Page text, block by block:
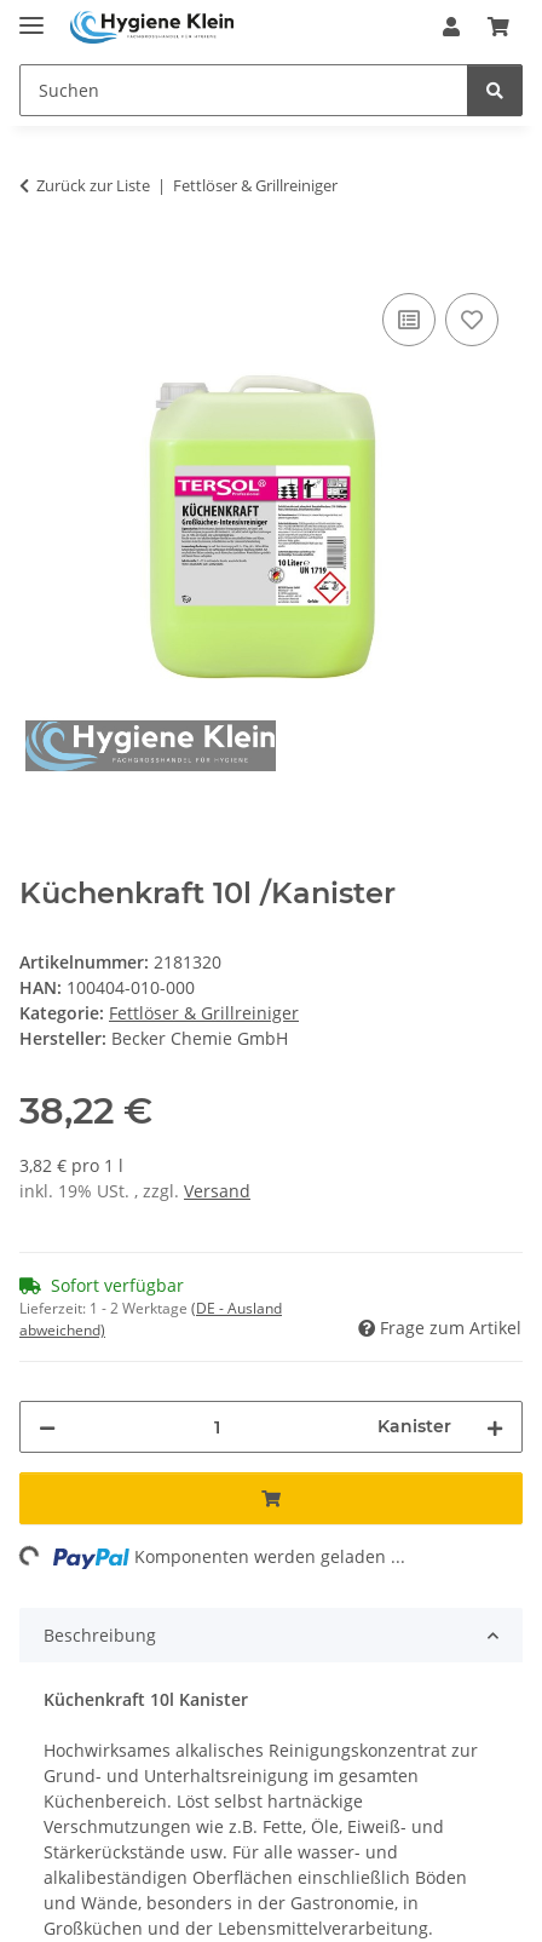
Zurück zur Liste Fettlöser & Grillreiniger
Küchenkraft 10l /Kanister
Artikelnummer: 2181320
HAN: 100404-010-000
Kategorie: Fettlöser & Grillreiniger
Hersteller: Becker Chemie GmbH
38,22 €
3,82 € pro 1 l
inkl. 19% USt. , zzgl. Versand
Sofort verfügbar
Lieferzeit: 1 - 2 Werktage (DE - Ausland
abweichend)
Frage zum Artikel
Kanister
Loading... Komponenten werden geladen ...
Beschreibung
Küchenkraft 10l Kanister
Hochwirksames alkalisches Reinigungskonzentrat zur
Grund- und Unterhaltsreinigung im gesamten
Küchenbereich. Löst selbst hartnäckige
Verschmutzungen wie z.B. Fette, Öle, Eiweiß- und
Stärkerückstände usw. Für alle wasser- und
alkalibeständigen Oberflächen einschließlich Böden
und Wände, besonders in der Gastronomie, in
Großküchen und der Lebensmittelverarbeitung.